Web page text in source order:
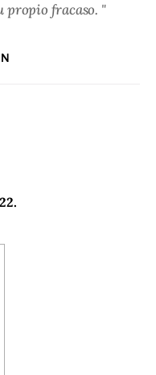
propio fracaso. "